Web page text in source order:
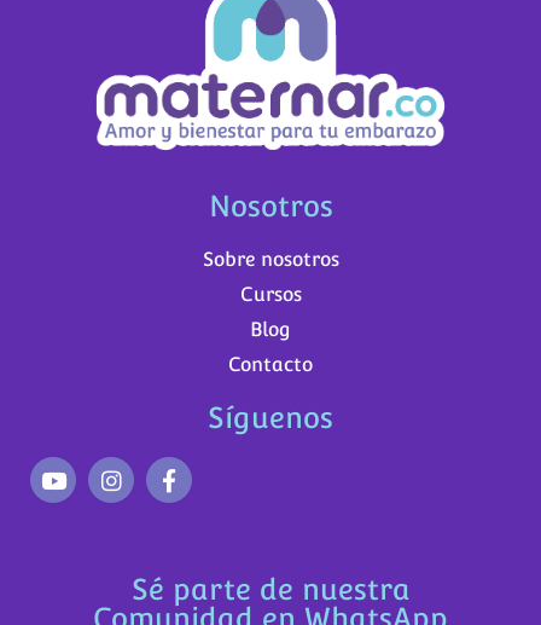
Nosotros
Sobre nosotros
Cursos
Blog
Contacto
Síguenos
Sé parte de nuestra